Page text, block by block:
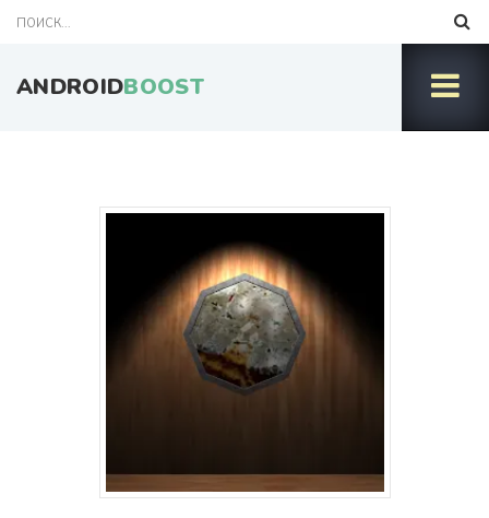
ANDROIDBOOST